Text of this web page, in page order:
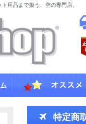
用品まで扱う、空の専門店。
特定商